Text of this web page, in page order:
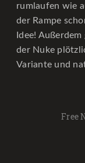
rumlaufen wie
der Rampe
Idee!
der Nuke
Variante und
Free